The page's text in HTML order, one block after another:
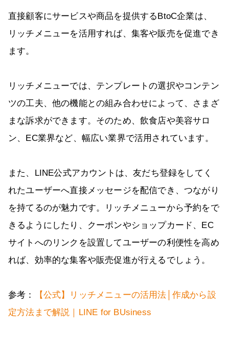
直接顧客にサービスや商品を提供するBtoC企業は、
リッチメニューを活用すれば、集客や販売を促進でき
ます。
リッチメニューでは、テンプレートの選択やコンテン
ツの工夫、他の機能との組み合わせによって、さまざ
まな訴求ができます。そのため、飲食店や美容サロ
ン、EC業界など、幅広い業界で活用されています。
また、LINE公式アカウントは、友だち登録をしてく
れたユーザーへ直接メッセージを配信でき、つながり
を持てるのが魅力です。リッチメニューから予約をで
きるようにしたり、クーポンやショップカード、EC
サイトへのリンクを設置してユーザーの利便性を高め
れば、効率的な集客や販売促進が行えるでしょう。
参考：
【公式】リッチメニューの活用法│作成から設
定方法まで解説｜LINE for BUsiness